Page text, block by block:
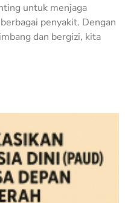
untuk menjaga
penyakit. Dengan
dan bergizi, kita